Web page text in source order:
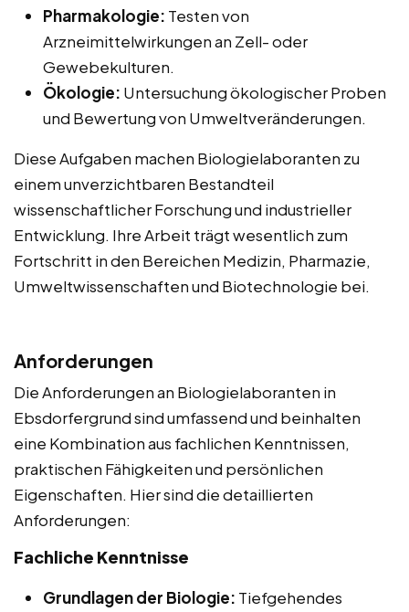
Pharmakologie: Testen von
Arzneimittelwirkungen an Zell- oder
Gewebekulturen.
Ökologie: Untersuchung ökologischer Proben
und Bewertung von Umweltveränderungen.
Diese Aufgaben machen Biologielaboranten zu
einem unverzichtbaren Bestandteil
wissenschaftlicher Forschung und industrieller
Entwicklung. Ihre Arbeit trägt wesentlich zum
Fortschritt in den Bereichen Medizin, Pharmazie,
Umweltwissenschaften und Biotechnologie bei.
Anforderungen
Die Anforderungen an Biologielaboranten in
Ebsdorfergrund sind umfassend und beinhalten
eine Kombination aus fachlichen Kenntnissen,
praktischen Fähigkeiten und persönlichen
Eigenschaften. Hier sind die detaillierten
Anforderungen:
Fachliche Kenntnisse
Grundlagen der Biologie: Tiefgehendes